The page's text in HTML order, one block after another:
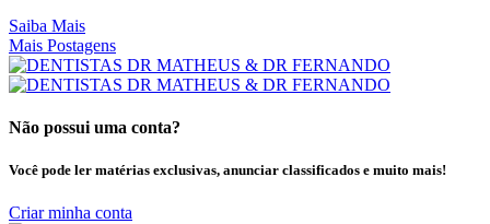
Saiba Mais
Mais Postagens
Não possui uma conta?
Você pode ler matérias exclusivas, anunciar classificados e muito mais!
Criar minha conta